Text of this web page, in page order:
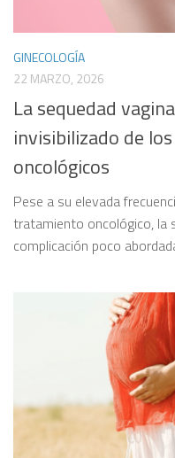
GINECOLOGÍA
22 MARZO, 2026
La sequedad
invisibilizado de
oncológicos
Pese a su elevada
tratamiento oncológico, la
complicación poco